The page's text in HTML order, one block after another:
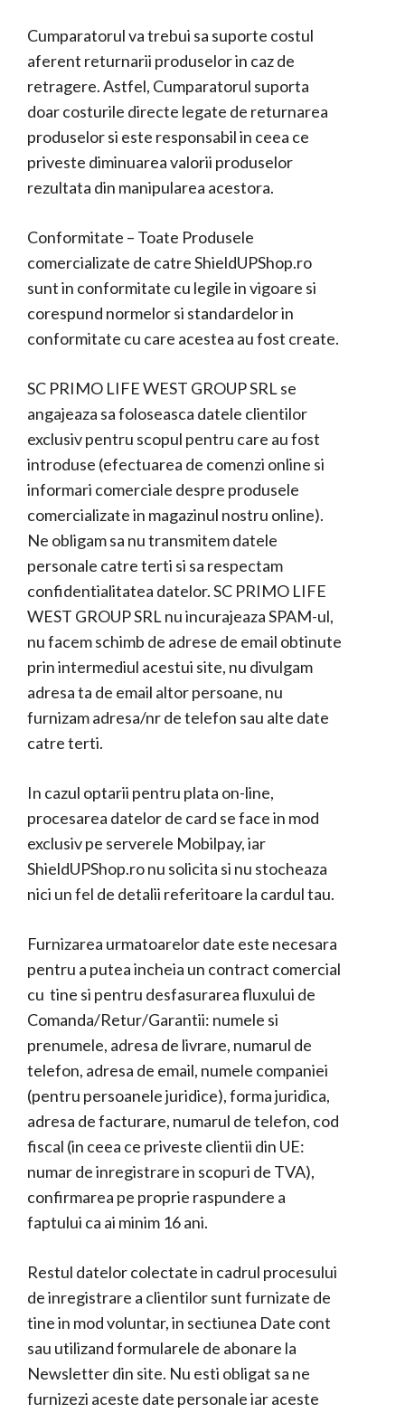
Cumparatorul va trebui sa suporte costul
aferent returnarii produselor in caz de
retragere. Astfel, Cumparatorul suporta
doar costurile directe legate de returnarea
produselor si este responsabil in ceea ce
priveste diminuarea valorii produselor
rezultata din manipularea acestora.
Conformitate – Toate Produsele
comercializate de catre ShieldUPShop.ro
sunt in conformitate cu legile in vigoare si
corespund normelor si standardelor in
conformitate cu care acestea au fost create.
SC PRIMO LIFE WEST GROUP SRL se
angajeaza sa foloseasca datele clientilor
exclusiv pentru scopul pentru care au fost
introduse (efectuarea de comenzi online si
informari comerciale despre produsele
comercializate in magazinul nostru online).
Ne obligam sa nu transmitem datele
personale catre terti si sa respectam
confidentialitatea datelor. SC PRIMO LIFE
WEST GROUP SRL nu incurajeaza SPAM-ul,
nu facem schimb de adrese de email obtinute
prin intermediul acestui site, nu divulgam
adresa ta de email altor persoane, nu
furnizam adresa/nr de telefon sau alte date
catre terti.
In cazul optarii pentru plata on-line,
procesarea datelor de card se face in mod
exclusiv pe serverele Mobilpay, iar
ShieldUPShop.ro nu solicita si nu stocheaza
nici un fel de detalii referitoare la cardul tau.
Furnizarea urmatoarelor date este necesara
pentru a putea incheia un contract comercial
cu tine si pentru desfasurarea fluxului de
Comanda/Retur/Garantii: numele si
prenumele, adresa de livrare, numarul de
telefon, adresa de email, numele companiei
(pentru persoanele juridice), forma juridica,
adresa de facturare, numarul de telefon, cod
fiscal (in ceea ce priveste clientii din UE:
numar de inregistrare in scopuri de TVA),
confirmarea pe proprie raspundere a
faptului ca ai minim 16 ani.
Restul datelor colectate in cadrul procesului
de inregistrare a clientilor sunt furnizate de
tine in mod voluntar, in sectiunea Date cont
sau utilizand formularele de abonare la
Newsletter din site. Nu esti obligat sa ne
furnizezi aceste date personale iar aceste